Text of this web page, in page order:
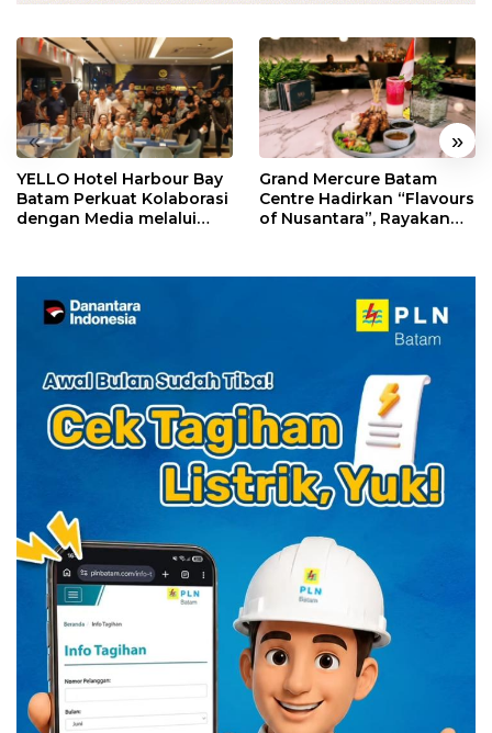
« »
YELLO Hotel Harbour Bay
Batam Perkuat Kolaborasi
dengan Media melalui
Grand Mercure Batam
Centre Hadirkan “Flavours
of Nusantara”, Rayakan